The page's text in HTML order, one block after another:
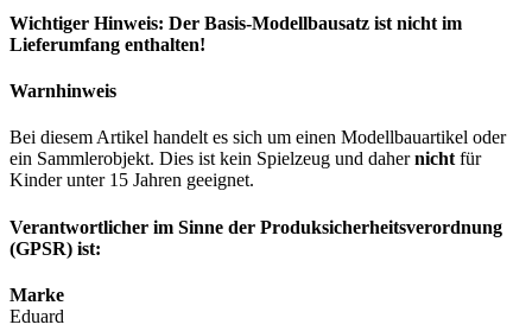
Wichtiger Hinweis: Der Basis-Modellbausatz ist nicht im
Lieferumfang enthalten!
Warnhinweis
Bei diesem Artikel handelt es sich um einen Modellbauartikel oder
ein Sammlerobjekt. Dies ist kein Spielzeug und dahernicht für
Kinder unter 15 Jahren geeignet.
Verantwortlicher im Sinne der Produksicherheitsverordnung
(GPSR) ist:
Marke
Eduard